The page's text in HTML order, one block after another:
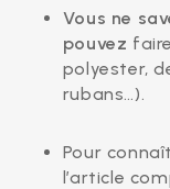
Vous ne
pouvez
polyester,
rubans…).
Pour
l’article